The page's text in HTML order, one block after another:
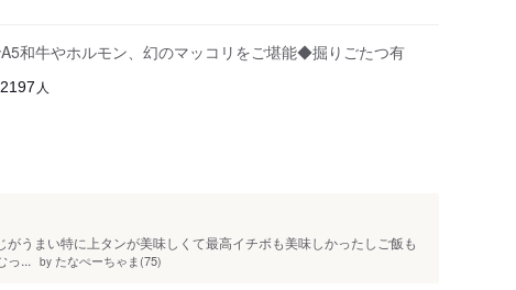
和牛やホルモン、幻のマッコリをご堪能◆掘りごたつ有
2197 人
うまい特に上タンが美味しくて最高イチボも美味しかったしご飯も
っ...
by たなぺーちゃま(75)